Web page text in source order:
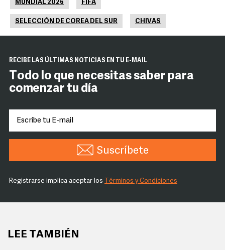
MUNDIAL 2026 FIFA
SELECCIÓN DE COREA DEL SUR CHIVAS
RECIBE LAS ÚLTIMAS NOTICIAS EN TU E-MAIL
Todo lo que necesitas saber para
comenzar tu día
Suscríbete
Registrarse implica aceptar los Términos y Condiciones
LEE TAMBIÉN